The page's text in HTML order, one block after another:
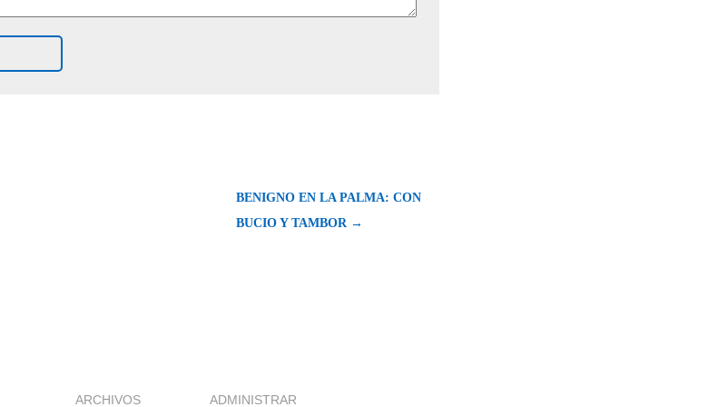
BENIGNO EN LA PALMA: CON
BUCIO Y TAMBOR →
ARCHIVOS ADMINISTRAR